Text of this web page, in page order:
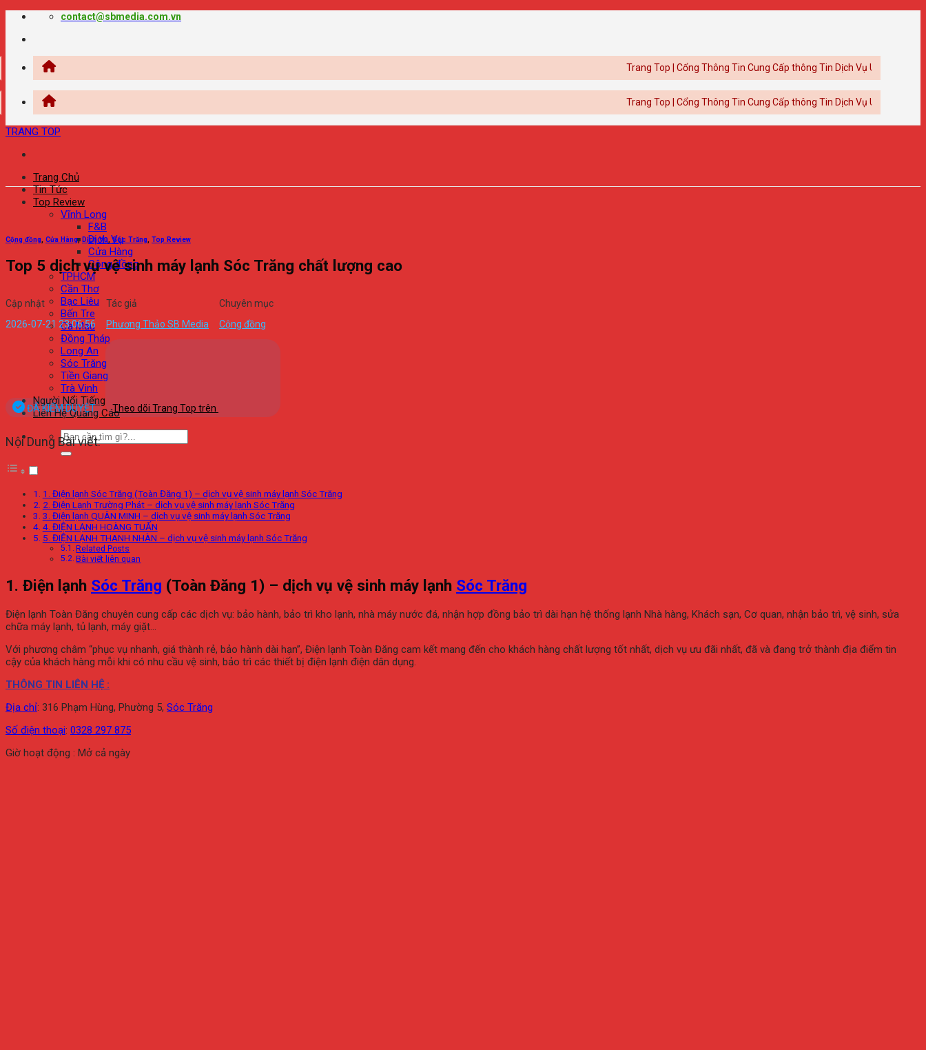
Chuyển
contact@sbmedia.com.vn
Trang Top | Cổng Thông Tin Cung Cấp thông Tin Dịch Vụ Uy Tín
Trang Top | Cổng Thông Tin Cung Cấp thông Tin Dịch Vụ Uy Tín
TRANG TOP
Trang Chủ
Tin Tức
Top Review
Vĩnh Long
F&B
Dịch Vụ
Cửa Hàng
Cộng đồng
TPHCM
Cần Thơ
Bạc Liêu
Bến Tre
Cà Mau
Đồng Tháp
Long An
Sóc Trăng
Tiền Giang
Trà Vinh
Người Nổi Tiếng
Liên Hệ Quảng Cáo
Cộng đồng Cửa Hàng, Dịch Vụ ,Sóc Trăng Top Review
Top 5 dịch vụ vệ sinh máy lạnh Sóc Trăng chất lượng cao
Cập nhật
2026-07-21 23:06:56
Tác giả
Phương Thảo SB Media
Chuyên mục
Cộng đồng
ĐÃ KIỂM DUYỆT Theo dõi Trang Top trên
Nội Dung Bài viết:
1. Điện lạnh Sóc Trăng (Toàn Đăng 1) – dịch vụ vệ sinh máy lạnh Sóc Trăng
2. Điện Lạnh Trường Phát – dịch vụ vệ sinh máy lạnh Sóc Trăng
3. Điện lạnh QUÂN MINH – dịch vụ vệ sinh máy lạnh Sóc Trăng
4. ĐIỆN LẠNH HOÀNG TUẤN
5. ĐIỆN LẠNH THANH NHÀN – dịch vụ vệ sinh máy lạnh Sóc Trăng
Related Posts
Bài viết liên quan
1. Điện lạnh Sóc Trăng (Toàn Đăng 1) – dịch vụ vệ sinh máy lạnh Sóc Trăng
Điện lạnh Toàn Đăng chuyên cung cấp các dịch vụ: bảo hành, bảo trì kho lạnh, nhà máy nước đá, nhận hợp đồng bảo trì dài hạn hệ thống lạnh Nhà hàng, Khách sạn, Cơ quan, nhận bảo trì, vệ sinh, sửa
chữa máy lạnh, tủ lạnh, máy giặt…
Với phương châm “phục vụ nhanh, giá thành rẻ, bảo hành dài hạn”, Điện lạnh Toàn Đăng cam kết mang đến cho khách hàng chất lượng tốt nhất, dịch vụ ưu đãi nhất, đã và đang trở thành địa điểm tin
cậy của khách hàng mỗi khi có nhu cầu vệ sinh, bảo trì các thiết bị điện lạnh điện dân dụng.
THÔNG TIN LIÊN HỆ :
Địa chỉ: 316 Phạm Hùng, Phường 5, Sóc Trăng
Số điện thoại: 0328 297 875
Giờ hoạt động : Mở cả ngày